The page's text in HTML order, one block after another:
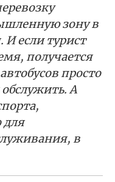
зону в
И если турист
получается
просто
обслужить. А
для
в